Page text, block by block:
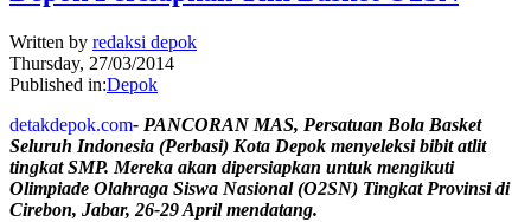
Written by redaksi depok
Thursday, 27/03/2014
Published in:Depok
detakdepok.com- PANCORAN MAS, Persatuan Bola Basket
Seluruh Indonesia (Perbasi) Kota Depok menyeleksi bibit atlit
tingkat SMP. Mereka akan dipersiapkan untuk mengikuti
Olimpiade Olahraga Siswa Nasional (O2SN) Tingkat Provinsi di
Cirebon, Jabar, 26-29 April mendatang.